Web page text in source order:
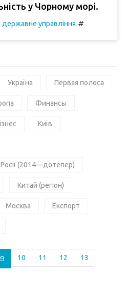
у Чорному морі.
державне управління #
Україна Первая полоса
Финансы
Київ
(2014—дотепер)
Китай (регіон)
Москва Експорт
9 10 11 12 13